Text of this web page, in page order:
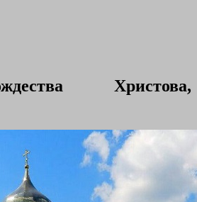
Христова,